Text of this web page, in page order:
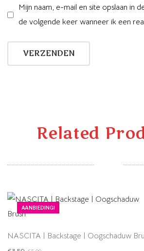
Mijn naam, e-mail en site opslaan in
de volgende keer wanneer ik een
Related
AANBIEDING!
NASCITA | Backstage | Oogschaduw